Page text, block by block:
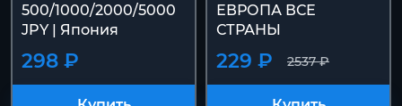
500/1000/2000/5000
JPY | Япония
298 ₽
ЕВРОПА ВСЕ
СТРАНЫ
2537 ₽
229 ₽